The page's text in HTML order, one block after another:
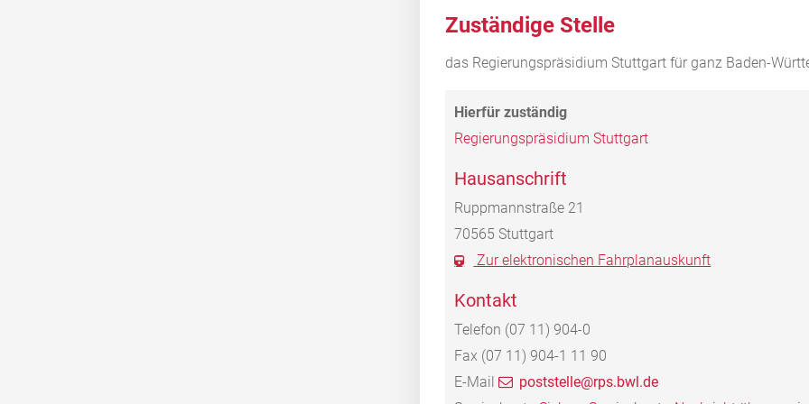
Zuständige Stelle
das Regierungspräsidium Stuttgart für ganz Baden-
Regierungspräsidium Stuttgart
Hausanschrift
Ruppmannstraße 21
70565 Stuttgart
Zur elektronischen Fahrplanauskunft
Kontakt
Telefon (07 11) 904-0
Fax (07 11) 904-1 11 90
E-Mail
poststelle@rps.bwl.de